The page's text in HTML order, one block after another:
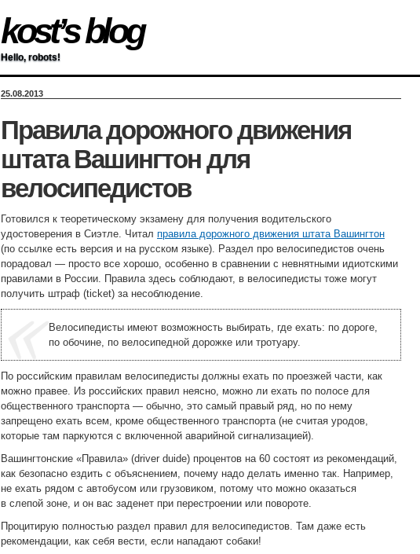
kost’s blog
Hello, robots!
25.08.2013
Правила дорожного движения
штата Вашингтон для
велосипедистов
Готовился к теоретическому экзамену для получения водительского
удостоверения в Сиэтле. Читал правила дорожного движения штата Вашингтон
(по ссылке есть версия и на русском языке). Раздел про велосипедистов очень
порадовал — просто все хорошо, особенно в сравнении с невнятными идиотскими
правилами в России. Правила здесь соблюдают, в велосипедисты тоже могут
получить штраф (ticket) за несоблюдение.
Велосипедисты имеют возможность выбирать, где ехать: по дороге,
по обочине, по велосипедной дорожке или тротуару.
По российским правилам велосипедисты должны ехать по проезжей части, как
можно правее. Из российских правил неясно, можно ли ехать по полосе для
общественного транспорта — обычно, это самый правый ряд, но по нему
запрещено ехать всем, кроме общественного транспорта (не считая уродов,
которые там паркуются с включенной аварийной сигнализацией).
Вашингтонские «Правила» (driver duide) процентов на 60 состоят из рекомендаций,
как безопасно ездить с объяснением, почему надо делать именно так. Например,
не ехать рядом с автобусом или грузовиком, потому что можно оказаться
в слепой зоне, и он вас заденет при перестроении или повороте.
Процитирую полностью раздел правил для велосипедистов. Там даже есть
рекомендации, как себя вести, если нападают собаки!